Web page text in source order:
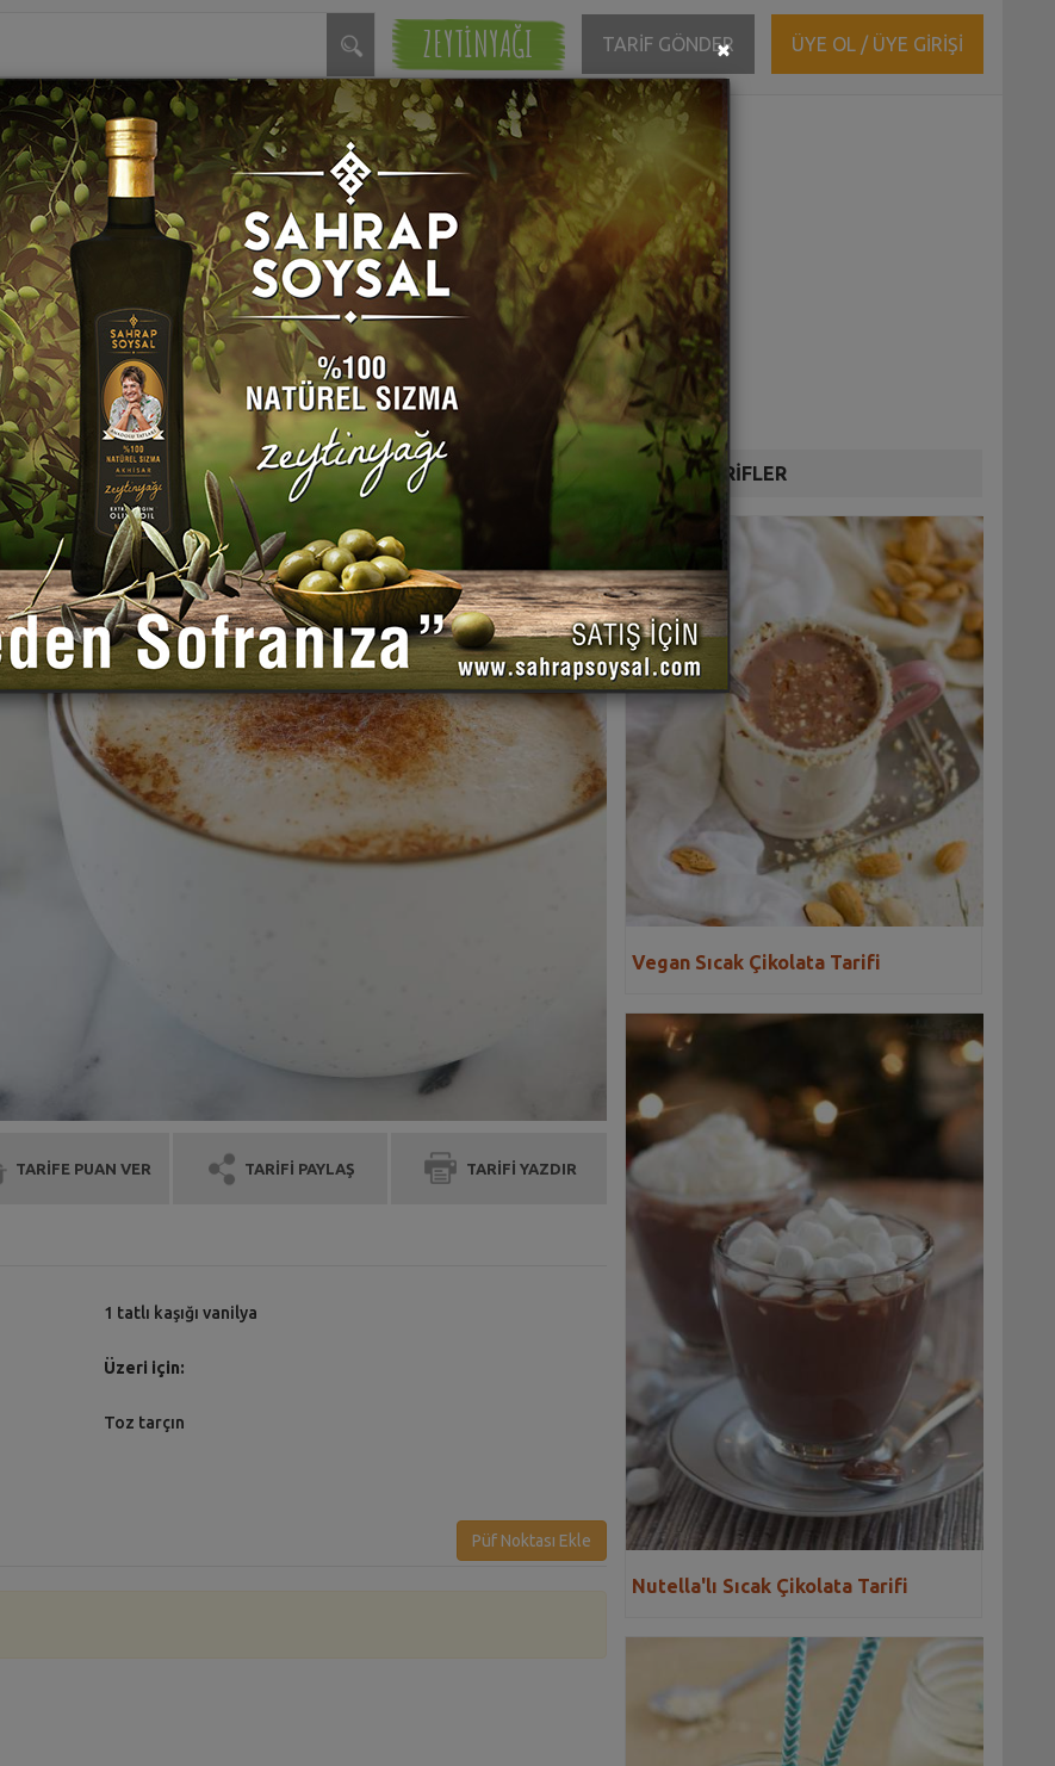
ZEYTİNYAĞI TARİF GÖNDER ÜYE OL / ÜYE GİRİŞİ
Diğer Sıcak İçecekler
TARİFE PUAN VER TARİFİ PAYLAŞ TARİFİ YAZDIR
1 tatlı kaşığı vanilya
Üzeri için:
Toz tarçın
Püf Noktası Ekle
DİĞER TARİFLER
Vegan Sıcak Çikolata Tarifi
Nutella'lı Sıcak Çikolata Tarifi
×Close